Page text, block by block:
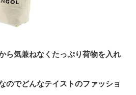
ら気兼ねなくたっぷり荷物を入れ
のでどんなテイストのファッショ